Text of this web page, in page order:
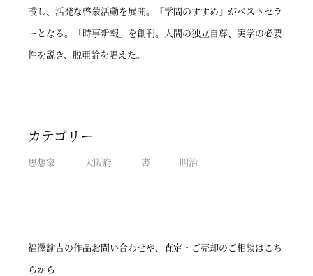
設し、活発な啓蒙活動を展開。『学問のすすめ』がベストセラ
ーとなる。「時事新報」を創刊。人間の独立自尊、実学の必要
性を説き、脱亜論を唱えた。
カテゴリー
思想家 大阪府 書 明治
福澤諭吉の作品お問い合わせや、査定・ご売却のご相談はこち
らから